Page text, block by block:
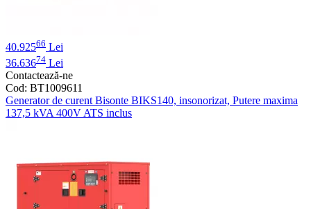
40.92566 Lei
36.63674 Lei
Contactează-ne
Cod: BT1009611
Generator de curent Bisonte BIKS140, insonorizat, Putere maxima
137,5 kVA 400V ATS inclus